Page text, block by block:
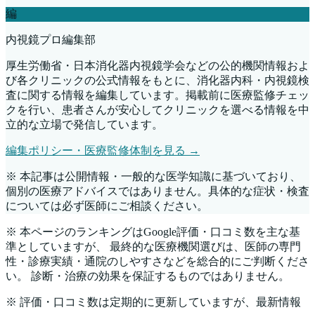
編
内視鏡プロ編集部
厚生労働省・日本消化器内視鏡学会などの公的機関情報およ
び各クリニックの公式情報をもとに、消化器内科・内視鏡検
査に関する情報を編集しています。掲載前に医療監修チェッ
クを行い、患者さんが安心してクリニックを選べる情報を中
立的な立場で発信しています。
編集ポリシー・医療監修体制を見る →
※ 本記事は公開情報・一般的な医学知識に基づいており、
個別の医療アドバイスではありません。具体的な症状・検査
については必ず医師にご相談ください。
※ 本ページのランキングはGoogle評価・口コミ数を主な基
準としていますが、 最終的な医療機関選びは、医師の専門
性・診療実績・通院のしやすさなどを総合的にご判断くださ
い。 診断・治療の効果を保証するものではありません。
※ 評価・口コミ数は定期的に更新していますが、最新情報